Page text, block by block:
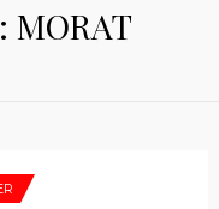
MORAT